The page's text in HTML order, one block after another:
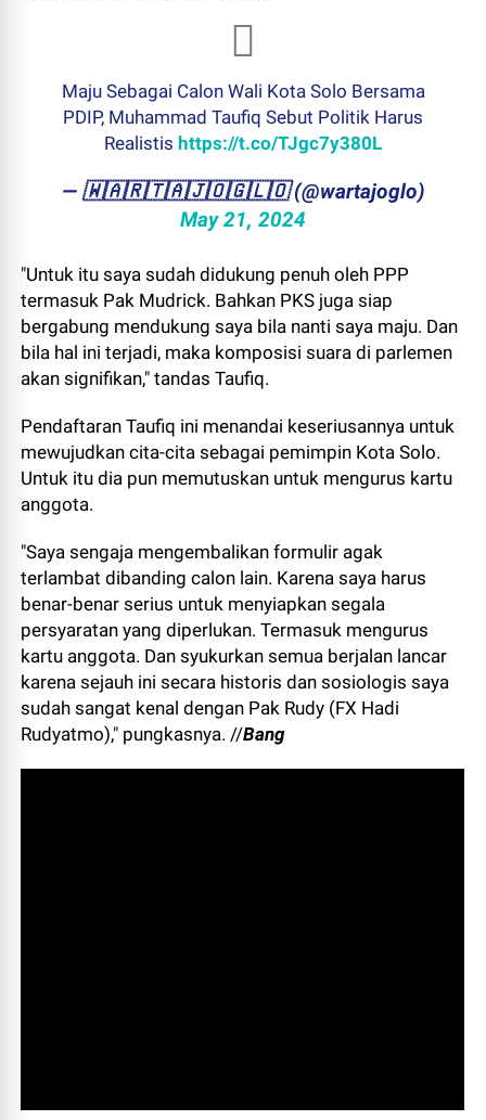
Maju Sebagai Calon Wali Kota Solo Bersama
PDIP, Muhammad Taufiq Sebut Politik Harus
Realistis https://t.co/TJgc7y380L
— ​🇼​​🇦​​🇷​​🇹​​🇦​​🇯​​🇴​​🇬​​🇱​​🇴 (@wartajoglo)
May 21, 2024
"Untuk itu saya sudah didukung penuh oleh PPP
termasuk Pak Mudrick. Bahkan PKS juga siap
bergabung mendukung saya bila nanti saya maju. Dan
bila hal ini terjadi, maka komposisi suara di parlemen
akan signifikan," tandas Taufiq.
Pendaftaran Taufiq ini menandai keseriusannya untuk
mewujudkan cita-cita sebagai pemimpin Kota Solo.
Untuk itu dia pun memutuskan untuk mengurus kartu
anggota.
"Saya sengaja mengembalikan formulir agak
terlambat dibanding calon lain. Karena saya harus
benar-benar serius untuk menyiapkan segala
persyaratan yang diperlukan. Termasuk mengurus
kartu anggota. Dan syukurkan semua berjalan lancar
karena sejauh ini secara historis dan sosiologis saya
sudah sangat kenal dengan Pak Rudy (FX Hadi
Rudyatmo)," pungkasnya. //Bang